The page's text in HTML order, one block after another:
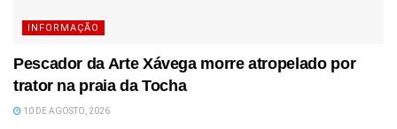
INFORMAÇÃO
Pescador da Arte Xávega morre atropelado por
trator na praia da Tocha
10 DE AGOSTO, 2026